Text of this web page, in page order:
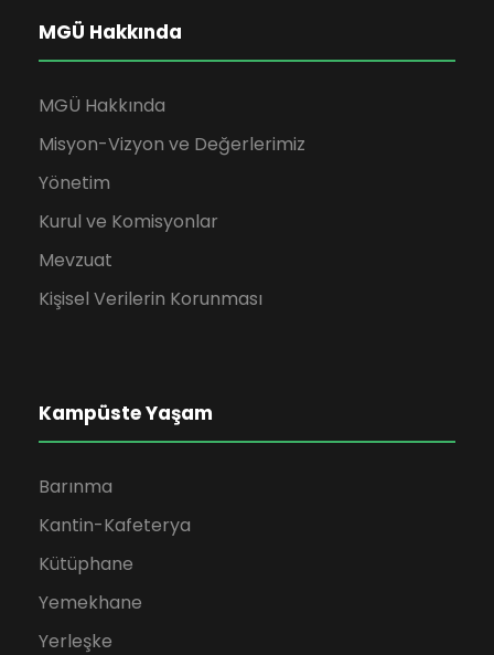
MGÜ Hakkında
MGÜ Hakkında
Misyon-Vizyon ve Değerlerimiz
Yönetim
Kurul ve Komisyonlar
Mevzuat
Kişisel Verilerin Korunması
Kampüste Yaşam
Barınma
Kantin-Kafeterya
Kütüphane
Yemekhane
Yerleşke